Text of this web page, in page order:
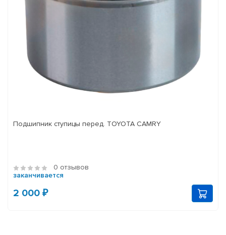
Подшипник ступицы перед. TOYOTA CAMRY
0 отзывов
заканчивается
2 000 ₽